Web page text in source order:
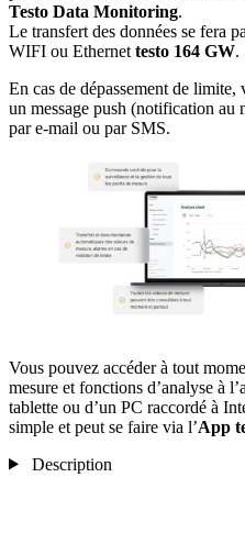
Testo Data Monitoring.
Le transfert des données se fera
WIFI ou Ethernet testo 164 GW.
En cas de dépassement de
un message push (notification au
par e-mail ou par SMS.
Vous pouvez accéder à tout
mesure et fonctions d’analyse à
tablette ou d’un PC raccordé à
simple et peut se faire via l’App
Description